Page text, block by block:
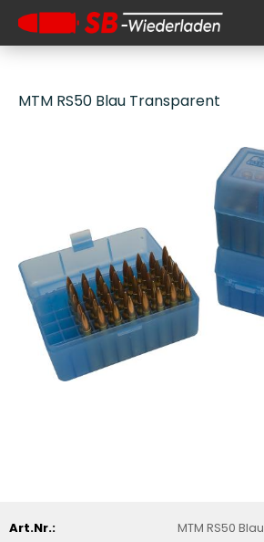
MTM RS50 Blau Transparent
Art.Nr.:
MTM RS50 Blau